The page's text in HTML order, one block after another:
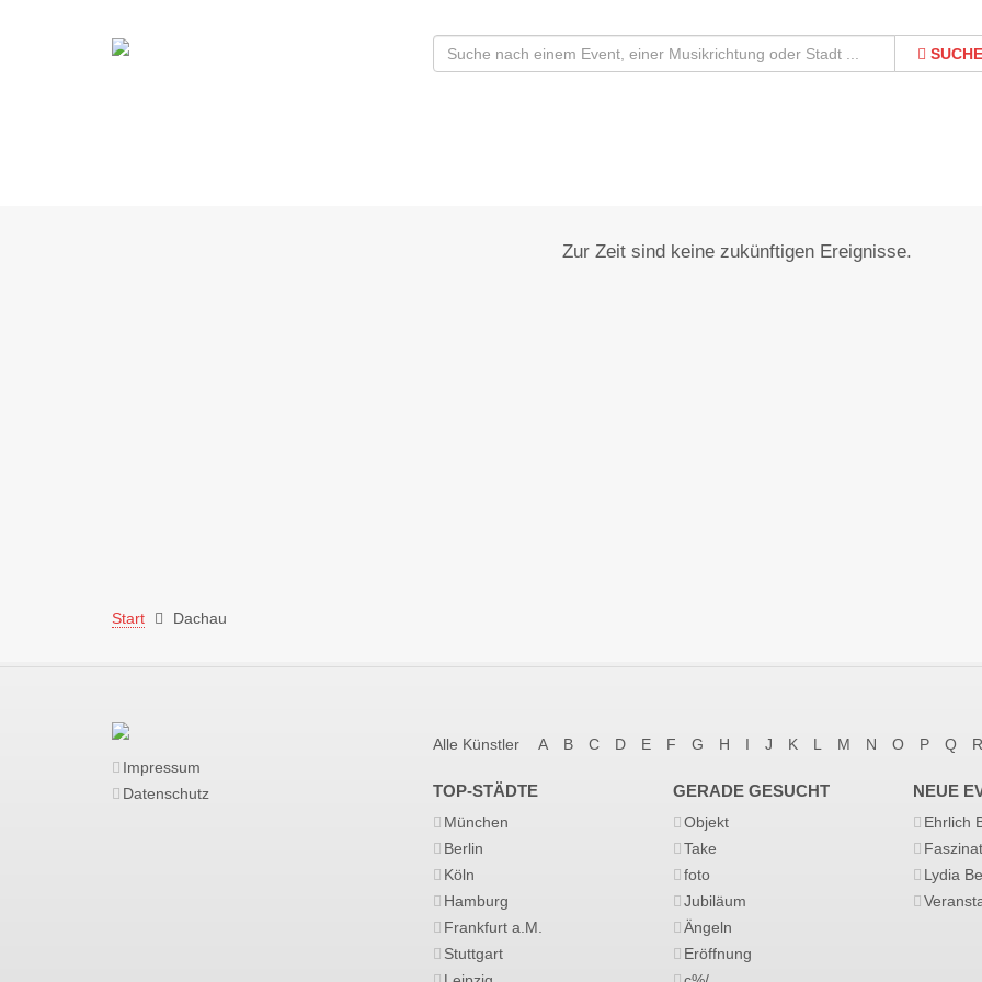
Zur Zeit sind keine zukünftigen Ereignisse.
Start Dachau
Impressum
Datenschutz
Alle Künstler A B C D E F G H I J K L M N O P Q R
TOP-STÄDTE
München
Berlin
Köln
Hamburg
Frankfurt a.M.
Stuttgart
GERADE GESUCHT
Objekt
Take
foto
Jubiläum
Ängeln
Eröffnung
NEUE
Ehrlich
Lydia